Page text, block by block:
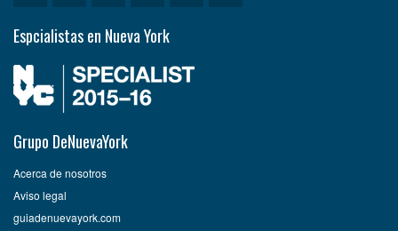
Espcialistas en Nueva York
Grupo DeNuevaYork
Acerca de nosotros
Aviso legal
guiadenuevayork.com